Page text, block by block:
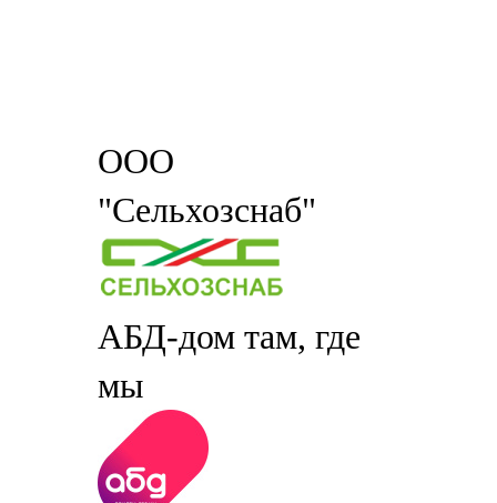
ООО
"Сельхозснаб"
АБД-дом там, где
мы